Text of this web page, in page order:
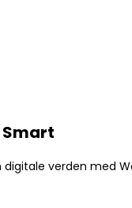
Smart
digitale verden med